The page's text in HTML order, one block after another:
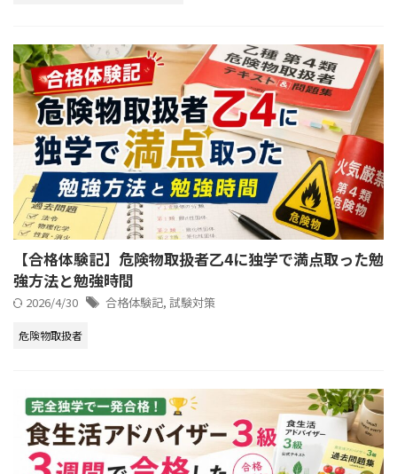
【合格体験記】危険物取扱者乙4に独学で満点取った勉
強方法と勉強時間
2026/4/30 合格体験記, 試験対策
危険物取扱者